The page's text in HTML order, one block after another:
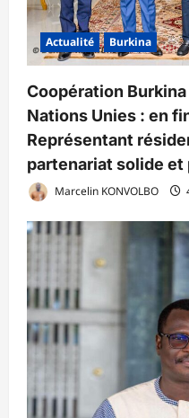
Actualité Burkina
Coopération
Nations Unies : en
Représentant
partenariat solide et
Marcelin KONVOLBO